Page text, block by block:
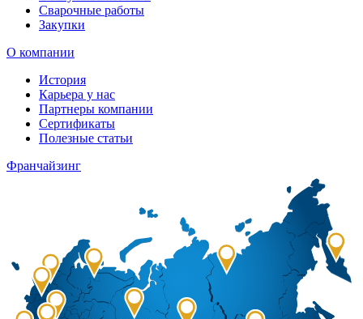
Сварочные работы
Закупки
О компании
История
Карьера у нас
Партнеры компании
Сертификаты
Полезные статьи
Франчайзинг